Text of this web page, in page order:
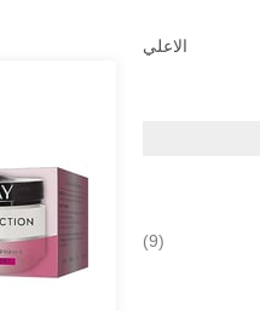
الاعلي
9قطع